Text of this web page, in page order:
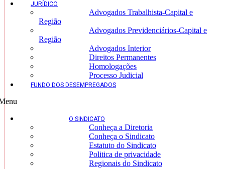
JURÍDICO
Advogados Trabalhista-Capital e
Região
Advogados Previdenciários-Capital e
Região
Advogados Interior
Direitos Permanentes
Homologações
Processo Judicial
FUNDO DOS DESEMPREGADOS
O SINDICATO
Conheça a Diretoria
Conheça o Sindicato
Estatuto do Sindicato
Politica de privacidade
Regionais do Sindicato